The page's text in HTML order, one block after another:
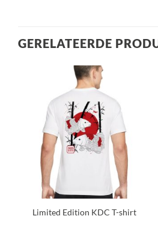
GERELATEERDE
Toevoegen
aan
Limited Edition KDC T-shirt